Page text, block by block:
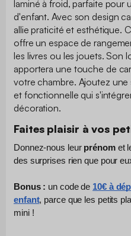
laminé à froid, parfaite pour
d'enfant. Avec son design
allie praticité et esthétique.
offre un espace de
les livres ou les jouets. Son
apportera une touche de
votre chambre. Ajoutez
et fonctionnelle qui
décoration.
Faites plaisir à vos
Donnez-nous leur prénom et
des surprises rien que pour
Bonus : un code de 10€ à
enfant, parce que les petits
mini !